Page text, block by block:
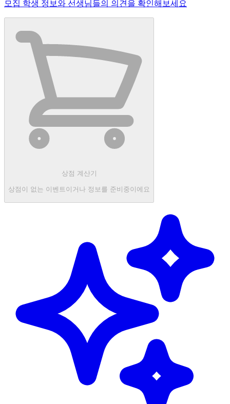
모집 학생 정보와 선생님들의 의견을 확인해보세요
상점 계산기
상점이 없는 이벤트이거나 정보를 준비중이에요